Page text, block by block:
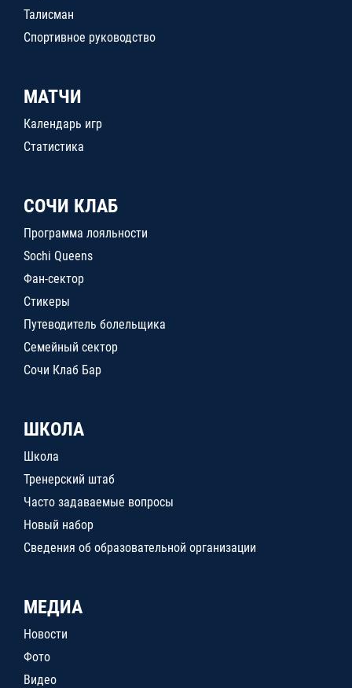
Талисман
Спортивное руководство
МАТЧИ
Календарь игр
Статистика
СОЧИ КЛАБ
Программа лояльности
Sochi Queens
Фан-сектор
Стикеры
Путеводитель болельщика
Семейный сектор
Сочи Клаб Бар
ШКОЛА
Школа
Тренерский штаб
Часто задаваемые вопросы
Новый набор
Сведения об образовательной организации
МЕДИА
Новости
Фото
Видео